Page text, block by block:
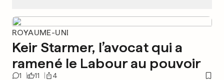
ROYAUME-UNI
Keir Starmer, l’avocat qui a
ramené le Labour au pouvoir
1 11 4